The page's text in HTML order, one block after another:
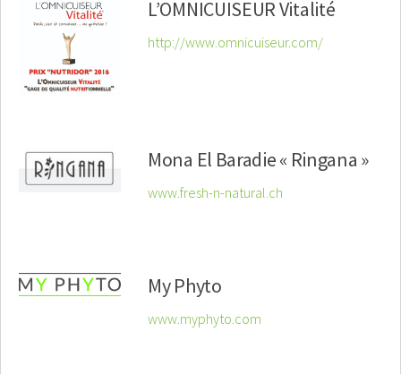
L’OMNICUISEUR Vitalité
http://www.omnicuiseur.com/
Mona El Baradie « Ringana »
www.fresh-n-natural.ch
My Phyto
www.myphyto.com